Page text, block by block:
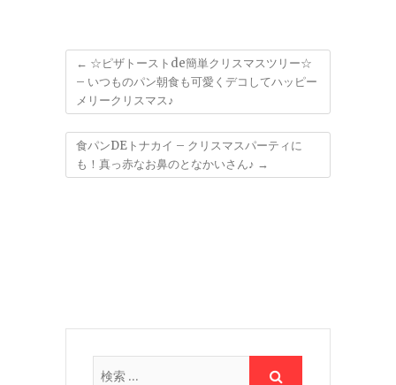
← ☆ピザトーストde簡単クリスマスツリー☆
– いつものパン朝食も可愛くデコしてハッピー
メリークリスマス♪
食パンDEトナカイ – クリスマスパーティに
も！真っ赤なお鼻のとなかいさん♪ →